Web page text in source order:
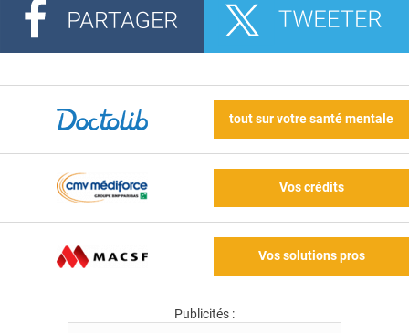
tout sur votre santé mentale
Vos crédits
Vos solutions pros
Publicités :